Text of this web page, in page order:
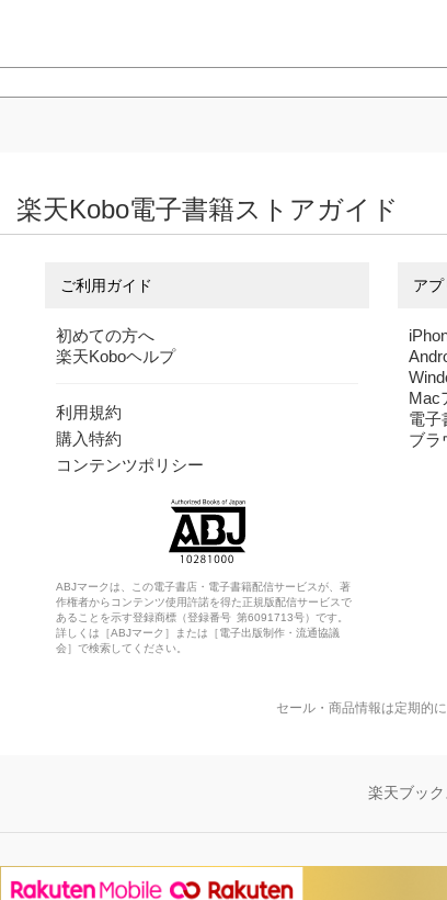
楽天Kobo電子書籍ストアガイド
ご利用ガイド
初めての方へ
楽天Koboヘルプ
利用規約
購入特約
コンテンツポリシー
ABJマークは、この電子書店・電子書籍配信サービスが、著
作権者からコンテンツ使用許諾を得た正規版配信サービスで
あることを示す登録商標（登録番号 第6091713号）です。
詳しくは［ABJマーク］または［電子出版制作・流通協議
会］で検索してください。
ア
Mac
電子
ブラ
セール・商品情報は定期的
楽天ブッ